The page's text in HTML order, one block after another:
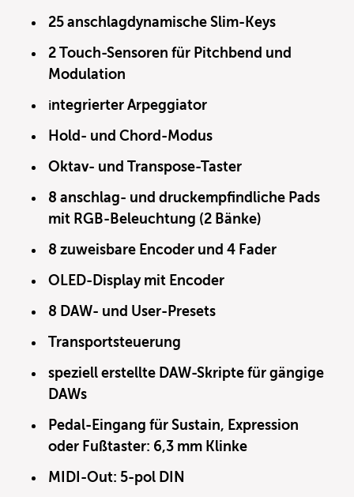
25 anschlagdynamische Slim-Keys
2 Touch-Sensoren für Pitchbend und
Modulation
integrierter Arpeggiator
Hold- und Chord-Modus
Oktav- und Transpose-Taster
8 anschlag- und druckempfindliche Pads
mit RGB-Beleuchtung (2 Bänke)
8 zuweisbare Encoder und 4 Fader
OLED-Display mit Encoder
8 DAW- und User-Presets
Transportsteuerung
speziell erstellte DAW-Skripte für gängige
DAWs
Pedal-Eingang für Sustain, Expression
oder Fußtaster: 6,3 mm Klinke
MIDI-Out: 5-pol DIN